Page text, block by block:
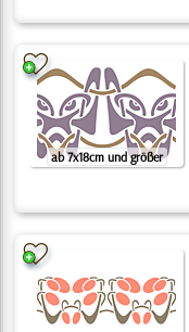
ab 7x18cm und größer